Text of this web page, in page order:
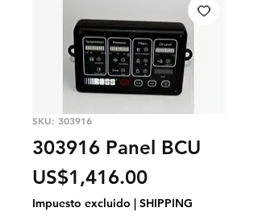
SKU: 303916
303916 Panel BCU
US$1,416.00Precio
Impuesto excluido SHIPPING